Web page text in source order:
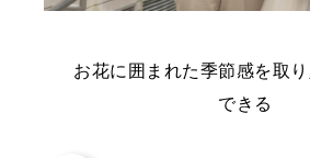
お花に囲まれた季節感を取
できる